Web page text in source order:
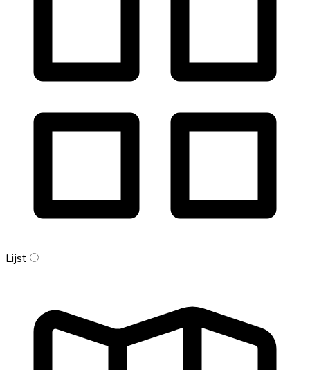
Lijst